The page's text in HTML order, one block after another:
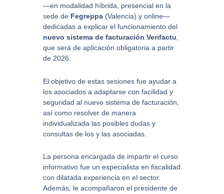
—en modalidad híbrida, presencial en la
sede de Fegreppa (Valencia) y online—
dedicadas a explicar el funcionamiento del
nuevo sistema de facturación Verifactu
que será de aplicación obligatoria a partir
de 2026.
El objetivo de estas sesiones fue ayudar a
los asociados a adaptarse con facilidad y
seguridad al nuevo sistema de facturación,
así como resolver de manera
individualizada las posibles dudas y
consultas de los y las asociadas.
La persona encargada de impartir el curso
informativo fue un especialista en fiscalidad
con dilatada experiencia en el sector.
Además, le acompañaron el presidente de